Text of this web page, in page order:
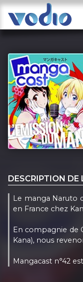
DESCRIPTION DE
Le manga Naruto
en France chez
En compagnie de
Kana), nous
Mangacast n°42